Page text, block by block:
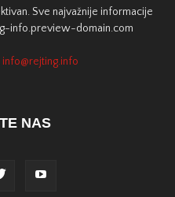
Sve najvažnije informacije
info.preview-domain.com
info@rejting.info
NAS